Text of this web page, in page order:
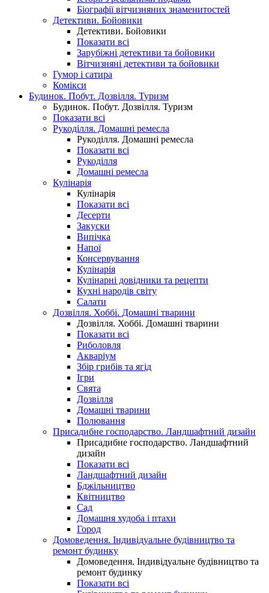
Біографії вітчизняних знаменитостей
Детективи. Бойовики
Детективи. Бойовики
Показати всі
Зарубіжні детективи та бойовики
Вітчизняні детективи та бойовики
Гумор і сатира
Комікси
Будинок. Побут. Дозвілля. Туризм
Будинок. Побут. Дозвілля. Туризм
Показати всі
Рукоділля. Домашні ремесла
Рукоділля. Домашні ремесла
Показати всі
Рукоділля
Домашні ремесла
Кулінарія
Кулінарія
Показати всі
Десерти
Закуски
Випічка
Напої
Консервування
Кулінарія
Кулінарні довідники та рецепти
Кухні народів світу
Салати
Дозвілля. Хоббі. Домашні тварини
Дозвілля. Хоббі. Домашні тварини
Показати всі
Риболовля
Акваріум
Збір грибів та ягід
Ігри
Свята
Дозвілля
Домашні тварини
Полювання
Присадибне господарство. Ландшафтний дизайн
Присадибне господарство. Ландшафтний
дизайн
Показати всі
Ландшафтний дизайн
Бджільництво
Квітництво
Сад
Домашня худоба і птахи
Город
Домоведення. Індивідуальне будівництво та
ремонт будинку
Домоведення. Індивідуальне будівництво та
ремонт будинку
Показати всі